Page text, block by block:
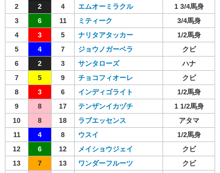
2
2 4 エムオーミラクル
1 3/4馬身
3
6 11 ミティーク
3/4馬身
4
3 5 ナリタアタッカー
1/2馬身
5
4 7 ジョウノガーベラ
クビ
6
2 3 サンタローズ
ハナ
7
5 9 チョコフィオーレ
クビ
8
3 6 インディゴライト
1/2馬身
9
8 17 テンザンイカヅチ
1 1/2馬身
10
8 18 ラブエッセンス
アタマ
11
4 8 ウスイ
1/2馬身
12
6 12 メイショウジェイ
クビ
13
7 13 ワンダーフルーツ
クビ